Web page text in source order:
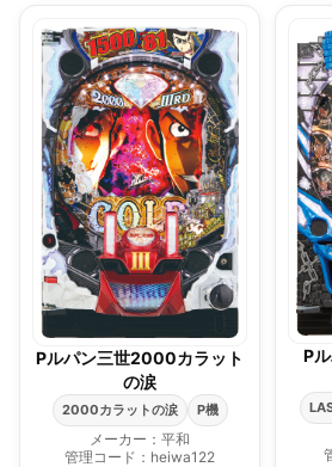
Pルパン三世2000カラット
の涙
2000カラットの涙 P機
メーカー：平和
管理コード：heiwa122
P